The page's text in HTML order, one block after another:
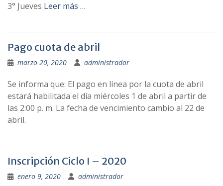
3° Jueves Leer más …
Pago cuota de abril
marzo 20, 2020 administrador
Se informa que: El pago en línea por la cuota de abril
estará habilitada el día miércoles 1 de abril a partir de
las 2:00 p. m. La fecha de vencimiento cambio al 22 de
abril.
Inscripción Ciclo I – 2020
enero 9, 2020 administrador